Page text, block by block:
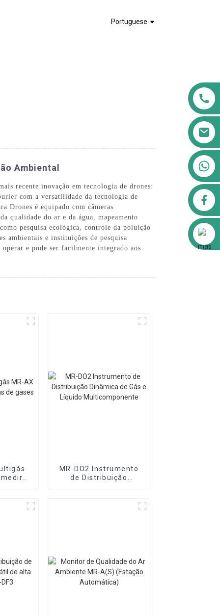
Portuguese
airppb123@gmail.com
Alibaba
Ambiental
recente inovação em tecnologia de drones:
com a versatilidade da tecnologia de
Drones é equipado com câmeras
qualidade do ar e da água, mapeamento
pesquisa ecológica, controle da poluição
ambientais e instituições de pesquisa
e pode ser facilmente integrado aos
medir
MR-DO2 Instrumento
de Distribuição